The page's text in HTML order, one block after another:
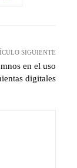
SIGUIENTE
en el uso
digitales